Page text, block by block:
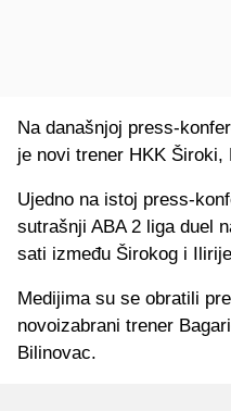
Na današnjoj press-
je novi trener HKK Široki,
Ujedno na istoj press-
sutrašnji ABA 2 liga duel
sati između Širokog i
Medijima su se obratili
novoizabrani trener
Bilinovac.